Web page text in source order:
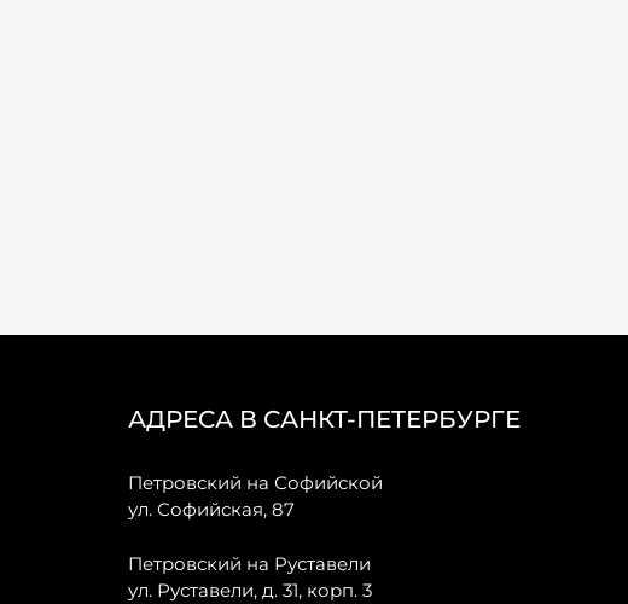
АДРЕСА В САНКТ-ПЕТЕРБУРГЕ
Петровский на Софийской
ул. Софийская, 87
Петровский на Руставели
ул. Руставели, д. 31, корп. 3